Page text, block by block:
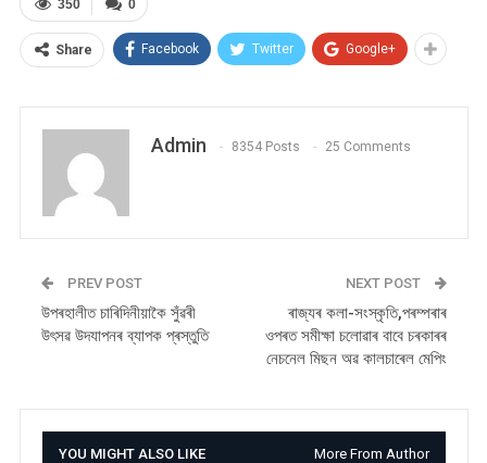
0
350
Share Facebook Twitter Google+
Admin 8354 Posts 25 Comments
PREV POST
উপৰহালীত চাৰিদিনীয়াকৈ সুঁৱৰী
উৎসৱ উদযাপনৰ ব্যাপক প্ৰস্তুতি
NEXT POST
ৰাজ্যৰ কলা-সংস্কৃতি,পৰম্পৰাৰ
ওপৰত সমীক্ষা চলোৱাৰ বাবে চৰকাৰৰ
নেচনেল মিছন অৱ কালচাৰেল মেপিং
YOU MIGHT ALSO LIKE More From Author